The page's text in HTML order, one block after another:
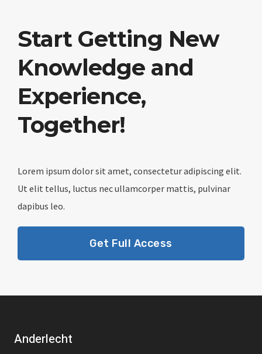
Start Getting New
Knowledge and
Experience,
Together!
Lorem ipsum dolor sit amet, consectetur adipiscing elit.
Ut elit tellus, luctus nec ullamcorper mattis, pulvinar
dapibus leo.
Get Full Access
Anderlecht